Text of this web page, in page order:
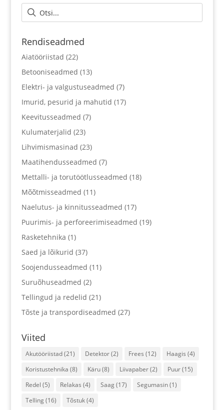
Rendiseadmed
Aiatööriistad (22)
Betooniseadmed (13)
Elektri- ja valgustuseadmed (7)
Imurid, pesurid ja mahutid (17)
Keevitusseadmed (7)
Kulumaterjalid (23)
Lihvimismasinad (23)
Maatihendusseadmed (7)
Mettalli- ja torutöötlusseadmed (18)
Mõõtmisseadmed (11)
Naelutus- ja kinnitusseadmed (17)
Puurimis- ja perforeerimiseadmed (19)
Rasketehnika (1)
Saed ja lõikurid (37)
Soojendusseadmed (11)
Suruõhuseadmed (2)
Tellingud ja redelid (21)
Tõste ja transpordiseadmed (27)
Viited
Akutööriistad(21) Detektor(2) Frees (12) Haagis (4)
Koristustehnika (8) Käru(8) Liivapaber(2) Puur(15)
Redel (5) Relakas (4) Saag(17) Segumasin(1)
Telling(16) Tõstuk(4)